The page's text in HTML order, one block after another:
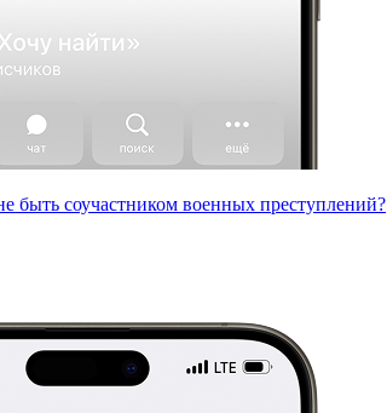
быть соучастником военных преступлений?